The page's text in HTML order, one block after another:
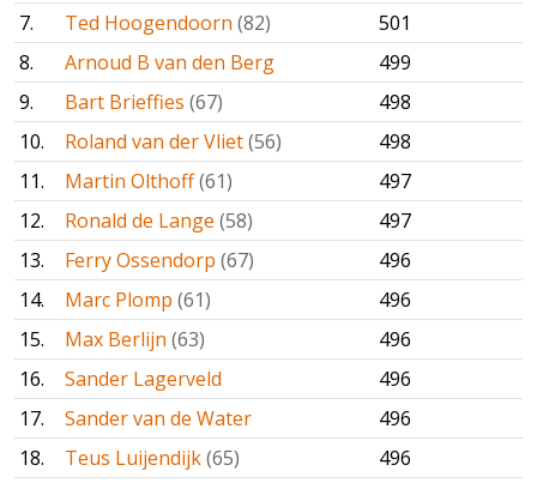
7.
Ted Hoogendoorn (82)
501
8.
Arnoud B van den Berg
499
9.
Bart Brieffies (67)
498
10.
Roland van der Vliet(56)
498
11.
Martin Olthoff(61)
497
12.
Ronald de Lange (58)
497
13.
Ferry Ossendorp (67)
496
14.
Marc Plomp (61)
496
15.
Max Berlijn (63)
496
16.
Sander Lagerveld
496
17.
Sander van de Water
496
18.
Teus Luijendijk(65)
496